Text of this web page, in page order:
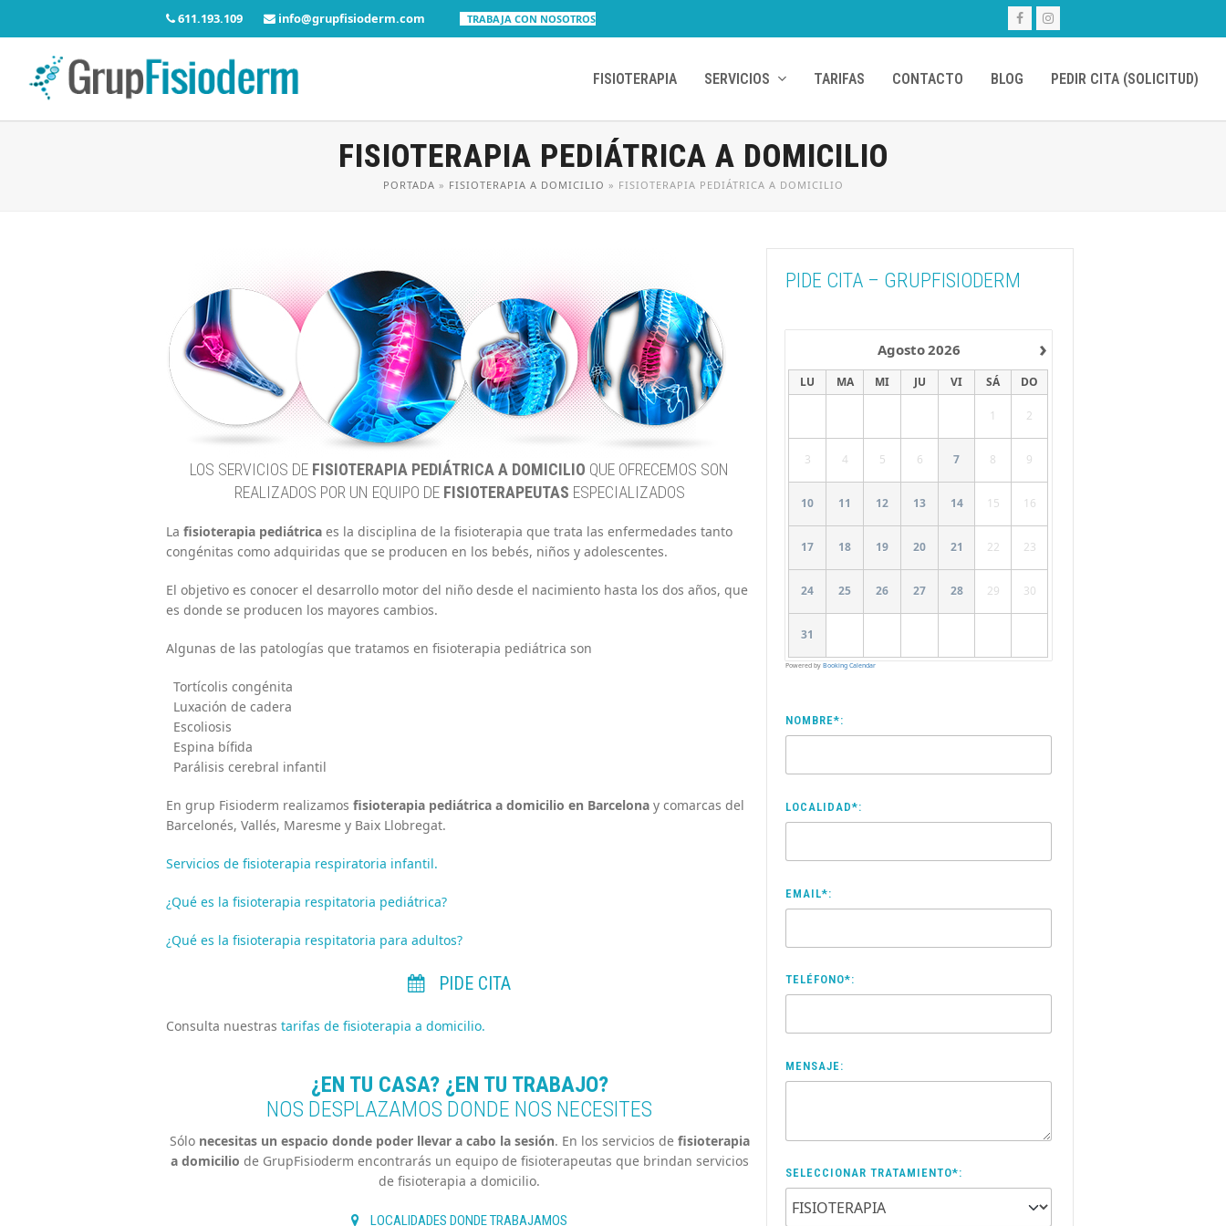
611.193.109 info@grupfisioderm.com TRABAJA CON NOSOTROS FacebookInstagram
FISIOTERAPIA SERVICIOS TARIFAS CONTACTO BLOG PEDIR CITA (SOLICITUD)
FISIOTERAPIA PEDIÁTRICA A DOMICILIO
PORTADA » FISIOTERAPIA A DOMICILIO » FISIOTERAPIA PEDIÁTRICA A DOMICILIO
LOS SERVICIOS DE FISIOTERAPIA PEDIÁTRICA A DOMICILIO QUE OFRECEMOS SON
REALIZADOS POR UN EQUIPO DE FISIOTERAPEUTAS ESPECIALIZADOS
La fisioterapia pediátrica es la disciplina de la fisioterapia que trata las enfermedades tanto
congénitas como adquiridas que se producen en los bebés, niños y adolescentes.
El objetivo es conocer el desarrollo motor del niño desde el nacimiento hasta los dos años, que
es donde se producen los mayores cambios.
Algunas de las patologías que tratamos en fisioterapia pediátrica son
Tortícolis congénita
Luxación de cadera
Escoliosis
Espina bífida
Parálisis cerebral infantil
En grup Fisioderm realizamos fisioterapia pediátrica a domicilio en Barcelona y comarcas del
Barcelonés, Vallés, Maresme y Baix Llobregat.
Servicios de fisioterapia respiratoria infantil.
¿Qué es la fisioterapia respitatoria pediátrica?
¿Qué es la fisioterapia respitatoria para adultos?
PIDE CITA
Consulta nuestras tarifas de fisioterapia a domicilio.
¿EN TU CASA? ¿EN TU TRABAJO?
NOS DESPLAZAMOS DONDE NOS NECESITES
Sólo necesitas un espacio donde poder llevar a cabo la sesión. En los servicios de fisioterapia
a domicilio de GrupFisioderm encontrarás un equipo de fisioterapeutas que brindan servicios
de fisioterapia a domicilio.
LOCALIDADES DONDE TRABAJAMOS
PIDE CITA – GRUPFISIODERM
›
Agosto2026
LU MA MI JU VI SÁ DO
1 2
3 4 5 6 7 8 9
10 11 12 13 14 15 16
17 18 19 20 21 22 23
24 25 26 27 28 29 30
31
Powered byBooking Calendar
NOMBRE*:
LOCALIDAD*:
EMAIL*:
TELÉFONO*:
MENSAJE:
SELECCIONAR TRATAMIENTO*: